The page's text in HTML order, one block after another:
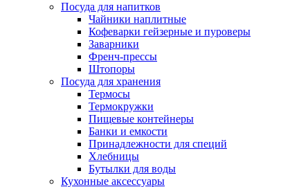
Посуда для напитков
Чайники наплитные
Кофеварки гейзерные и пуроверы
Заварники
Френч-прессы
Штопоры
Посуда для хранения
Термосы
Термокружки
Пищевые контейнеры
Банки и емкости
Принадлежности для специй
Хлебницы
Бутылки для воды
Кухонные аксессуары